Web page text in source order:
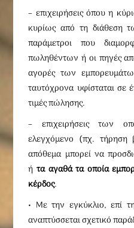
– επιχειρήσεις όπου η
κυρίως από τη διάθεση
παράμετροι που
πωληθέντων ή οι πηγές
αγορές των
ταυτόχρονα υφίσταται σε
τιμές πώλησης.
– επιχειρήσεις των
ελεγχόμενο (πχ.
απόθεμα μπορεί να
ή τα αγαθά τα οποία
κέρδος.
• Με την εγκύκλιο, επί
αναπτύσσεται σχετικό